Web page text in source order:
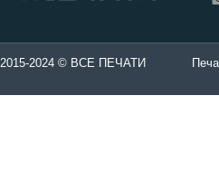
в Чебоксары.
2015-2024 © ВСЕ ПЕЧАТИ